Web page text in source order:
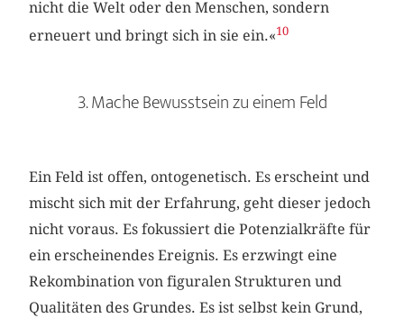
nicht die Welt oder den Menschen, sondern
erneuert und bringt sich in sie ein.«10
3. Mache Bewusstsein zu einem Feld
Ein Feld ist offen, ontogenetisch. Es erscheint und
mischt sich mit der Erfahrung, geht dieser jedoch
nicht voraus. Es fokussiert die Potenzialkräfte für
ein erscheinendes Ereignis. Es erzwingt eine
Rekombination von figuralen Strukturen und
Qualitäten des Grundes. Es ist selbst kein Grund,